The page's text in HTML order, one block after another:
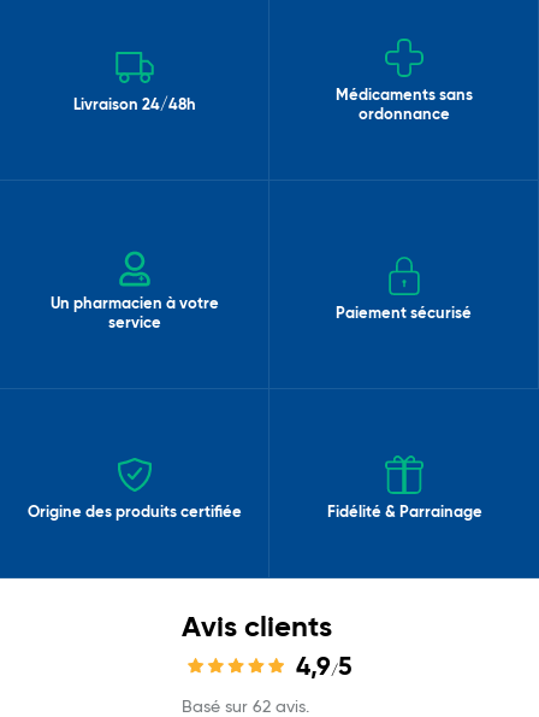
Livraison 24/48h
Médicaments sans
ordonnance
Un pharmacien à votre
service
Paiement sécurisé
Origine des produits certifiée Fidélité & Parrainage
Avis clients
4,9/5
Basé sur 62 avis.